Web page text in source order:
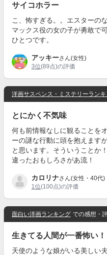
サイコホラー
こ、怖すぎる。。エスターの
マックス役の女の子が勇敢で
ひとつです。
アッキーさん(女性)
3位(89点)の評価
洋画サスペンス・ミステリーラン
とにかく不気味
何も前情報なしに観ることを
ーの謎な行動に頭を抱えます
と思います。そういうことか
違ったおもしろさがあ流！
カロリナさん(女性・40代)
1位(100点)の評価
面白い洋画ランキング での感想・
生きてる人間が一番怖い！
天使のような娘がいる美しい夫